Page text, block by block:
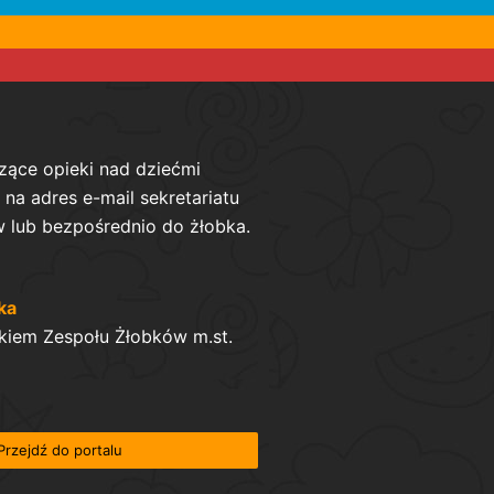
opieki nad dziećmi
adres e-mail sekretariatu
lub bezpośrednio do żłobka.
Zespołu Żłobków m.st.
do portalu